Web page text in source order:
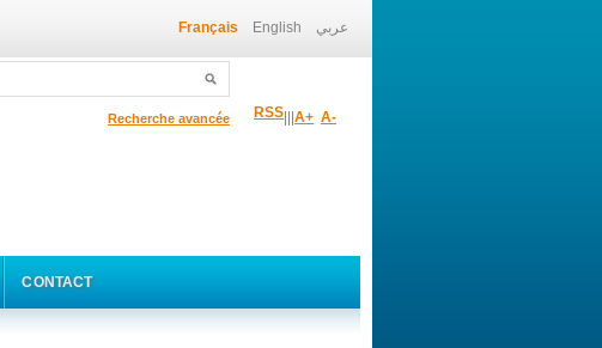
Français English عربي
RSS A+ A-
Recherche avancée
CONTACT